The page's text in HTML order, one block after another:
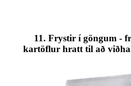
11. Frystir í göngum -
kartöflur hratt til að